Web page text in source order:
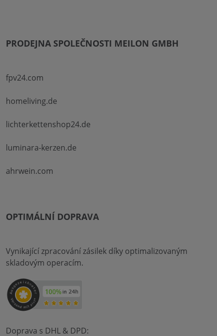
PRODEJNA SPOLEČNOSTI MEILON GMBH
fpv24.com
homeliving.de
lichterkettenshop24.de
luminara-kerzen.de
ahrwein.com
OPTIMÁLNÍ DOPRAVA
Vynikající zpracování zásilek díky optimalizovaným
skladovým operacím.
Doprava s DHL & DPD: